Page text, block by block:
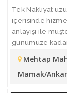
Tek Nakliyat
içerisinde
anlayışı ile
günümüze
Mehtap
Mamak/